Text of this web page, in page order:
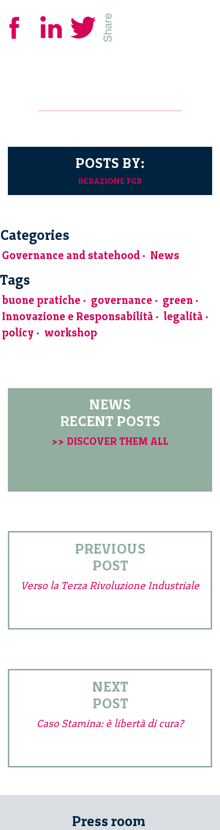
POSTS BY:
REDAZIONE FGB
Categories
Governance and statehood News
Tags
buone pratiche governance
green
Innovazione e Responsabilità
legalità
policy
workshop
NEWS
RECENT POSTS
>> DISCOVER THEM ALL
PREVIOUS
POST
Verso la Terza Rivoluzione Industriale
NEXT
POST
Caso Stamina: è libertà di cura?
Press room